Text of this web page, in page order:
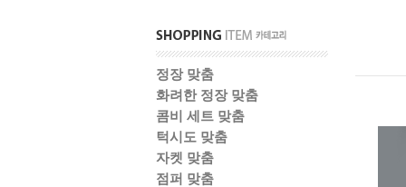
정장 맞춤
화려한 정장 맞춤
콤비 세트 맞춤
턱시도 맞춤
자켓 맞춤
점퍼 맞춤